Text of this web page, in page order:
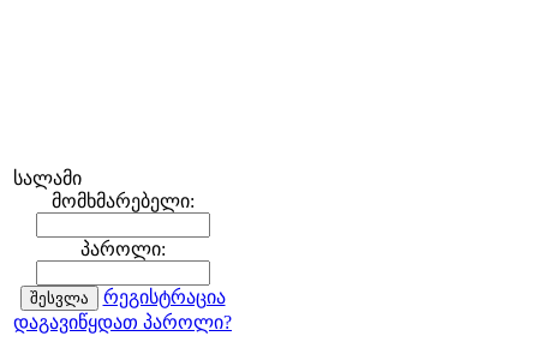
სალამი
მომხმარებელი:
პაროლი:
რეგისტრაცია
დაგავიწყდათ პაროლი?